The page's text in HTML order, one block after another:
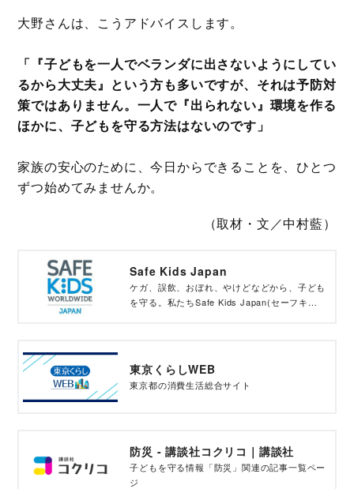
大野さんは、こうアドバイスします。
「『子どもを一人でベランダに出さないようにしてい
るから大丈夫』という方も多いですが、それは予防対
策ではありません。一人で『出られない』環境を作る
ほかに、子どもを守る方法はないのです」
家族の安心のために、今日からできることを、ひとつ
ずつ始めてみませんか。
（取材・文／中村藍）
Safe Kids Japan
ケガ、誤飲、おぼれ、やけどなどから、子ども
を守る。私たちSafe Kids Japan(セーフキッズ
東京くらしWEB
東京都の消費生活総合サイト
防災 - 講談社コクリコ｜講談社
子どもを守る情報「防災」関連の記事一覧ペー
ジ